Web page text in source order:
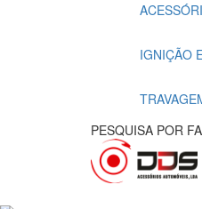
IGNIÇÃO
PESQUISA POR